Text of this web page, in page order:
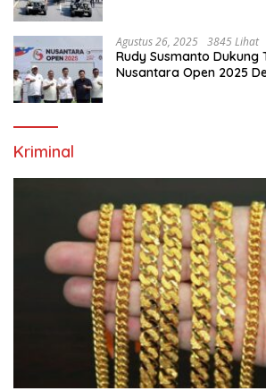
Agustus 26, 2025 3845 Lihat
Rudy Susmanto Dukung
Nusantara Open 2025
Kriminal